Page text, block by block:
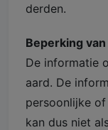
derden.
Beperking
De informatie
aard. De
persoonlijke
kan dus niet